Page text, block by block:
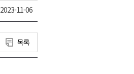
2023-11-06
목록